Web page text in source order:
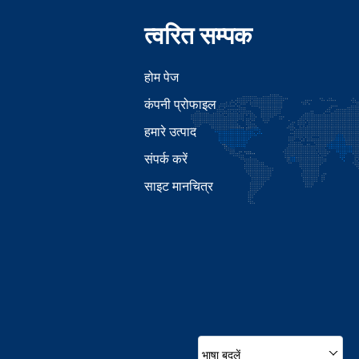
त्वरित सम्पक
होम पेज
कंपनी प्रोफाइल
हमारे उत्पाद
संपर्क करें
साइट मानचित्र
भाषा बदलें